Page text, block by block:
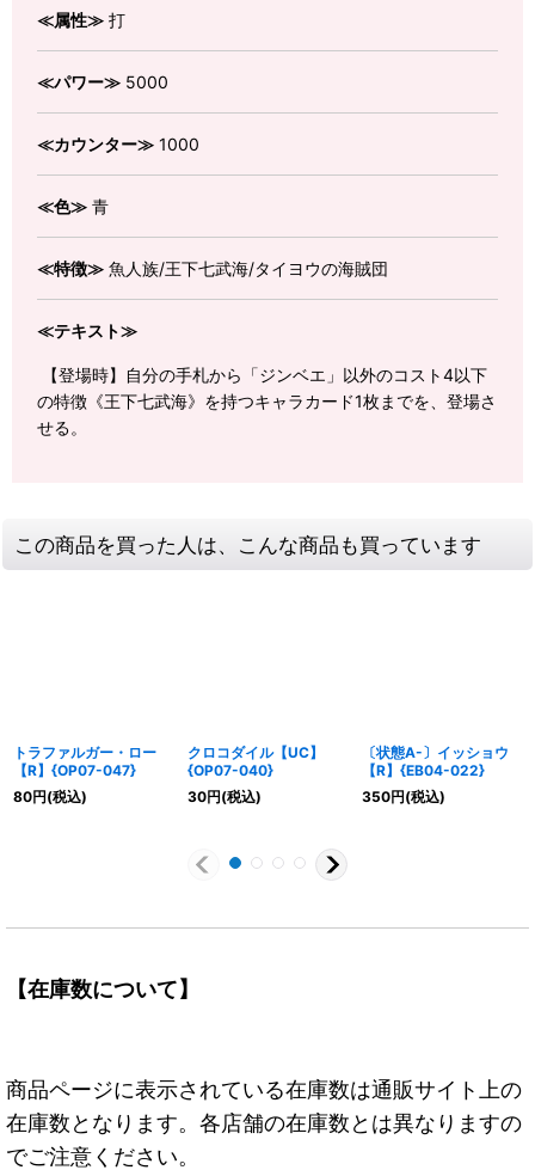
≪属性≫ 打
≪パワー≫ 5000
≪カウンター≫ 1000
≪色≫ 青
≪特徴≫ 魚人族/王下七武海/タイヨウの海賊団
≪テキスト≫
【登場時】自分の手札から「ジンベエ」以外のコスト4以下
の特徴《王下七武海》を持つキャラカード1枚までを、登場さ
せる。
この商品を買った人は、こんな商品も買っています
トラファルガー・ロー
【R】{OP07-047}
80円(税込)
クロコダイル【UC】
{OP07-040}
30円(税込)
〔状態A-〕イッショウ
【R】{EB04-022}
350円(税込)
【在庫数について】
商品ページに表示されている在庫数は通販サイト上の
在庫数となります。各店舗の在庫数とは異なりますの
でご注意ください。